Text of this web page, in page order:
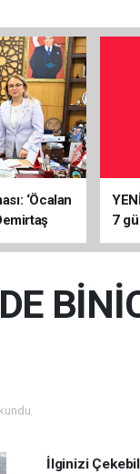
‘Öcalan
7
İlginizi